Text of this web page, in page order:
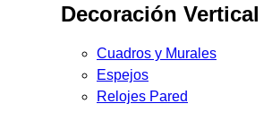
Decoración Vertical
Cuadros y Murales
Espejos
Relojes Pared